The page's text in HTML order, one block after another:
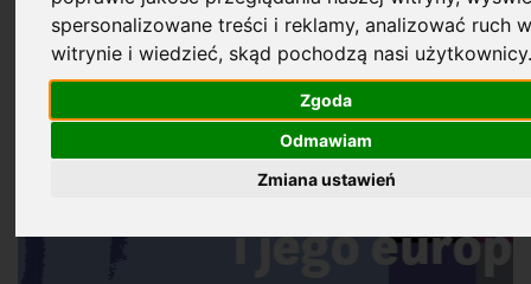
spersonalizowane treści i reklamy, analizować ruch
witrynie i wiedzieć, skąd pochodzą nasi
Zgoda
Odmawiam
Zmiana ustawień
CHOPIN I JEGO EUROPA
22. MIĘDZYNARODOWY FESTIWAL MUZYCZNY
CHOPIN I JEGO EUROPA